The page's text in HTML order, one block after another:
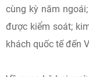
cùng kỳ năm
được kiểm soát;
khách quốc tế đến